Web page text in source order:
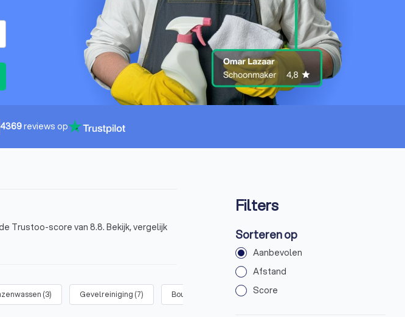
4369reviews op
Trustoo-score van 8.8. Bekijk, vergelijk
(3) Gevelreiniging (7) Bouw- & opleveringsschoonmaak
Filters
Sorteren op
Aanbevolen
Afstand
Score